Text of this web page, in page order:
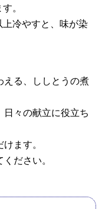
。
冷やすと、味が染
える、ししとうの煮
々の献立に役立ち
ます。
ださい。